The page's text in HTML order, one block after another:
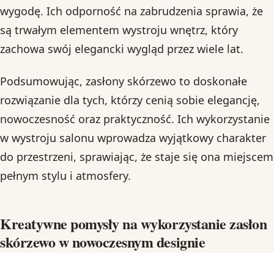
wygodę. Ich odporność na zabrudzenia sprawia, że
są trwałym elementem wystroju wnętrz, który
zachowa swój elegancki wygląd przez wiele lat.
Podsumowując, zasłony skórzewo to doskonałe
rozwiązanie dla tych, którzy cenią sobie elegancję,
nowoczesność oraz praktyczność. Ich wykorzystanie
w wystroju salonu wprowadza wyjątkowy charakter
do przestrzeni, sprawiając, że staje się ona miejscem
pełnym stylu i atmosfery.
Kreatywne pomysły na wykorzystanie zasłon
skórzewo w nowoczesnym designie